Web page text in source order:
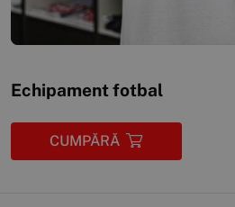
Echipament fotbal
CUMPĂRĂ